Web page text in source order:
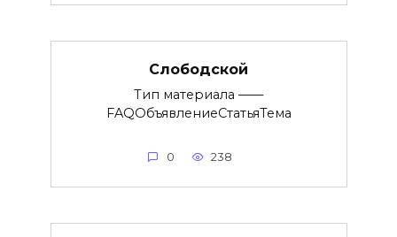
Слободской
Тип материала ——
FAQОбъявлениеСтатьяТема
0 238